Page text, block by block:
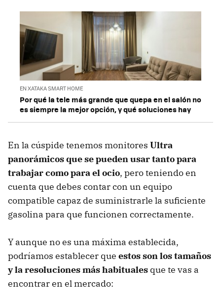
EN XATAKA SMART HOME
Por qué la tele más grande que quepa en el salón no
es siempre la mejor opción, y qué soluciones hay
En la cúspide tenemos monitores Ultra
panorámicos que se pueden usar tanto para
trabajar como para el ocio, pero teniendo en
cuenta que debes contar con un equipo
compatible capaz de suministrarle la suficiente
gasolina para que funcionen correctamente.
Y aunque no es una máxima establecida,
podríamos establecer que estos son los tamaños
y la resoluciones más habituales que te vas a
encontrar en el mercado: